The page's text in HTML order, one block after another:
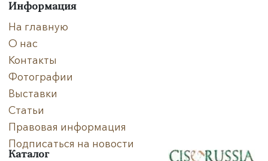
Информация
На главную
О нас
Контакты
Фотографии
Выставки
Статьи
Правовая информация
Подписаться на новости
Каталог